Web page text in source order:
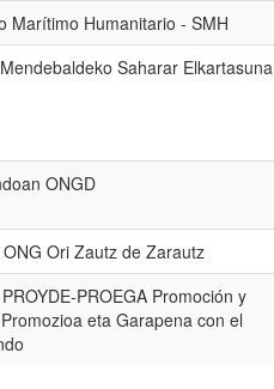
Marítimo Humanitario - SMH
Saharar Elkartasuna
ONGD
Ori Zautz de Zarautz
PROEGA Promoción y
eta Garapena con el